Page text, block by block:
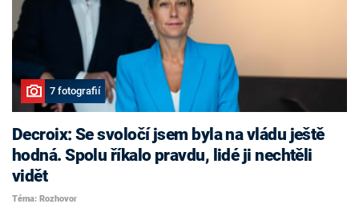
7 fotografií
Decroix: Se svoločí jsem byla na vládu ještě
hodná. Spolu říkalo pravdu, lidé ji nechtěli
vidět
Téma: Rozhovor